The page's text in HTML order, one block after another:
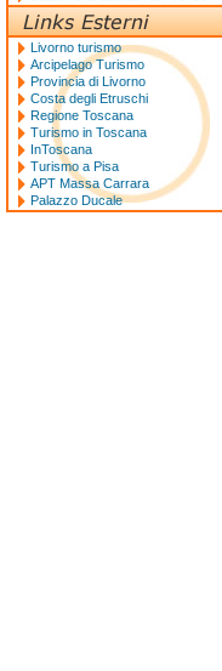
Livorno turismo
Arcipelago Turismo
Provincia di Livorno
Costa degli Etruschi
Regione Toscana
Turismo in Toscana
InToscana
Turismo a Pisa
APT Massa Carrara
Palazzo Ducale